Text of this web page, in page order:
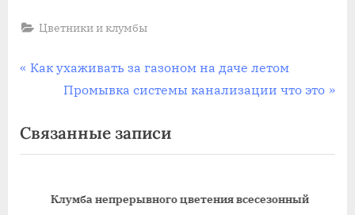
Цветники и клумбы
Навигация
записям
П
д
ы
Как ухаживать за газоном на даче летом
С
е
д
ю
Промывка системы канализации что это
Связанные записи
Клумба непрерывного цветения всесезонный